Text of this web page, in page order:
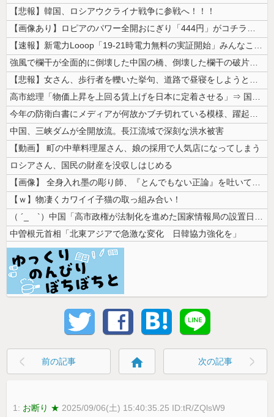
【悲報】韓国、ロシアウクライナ戦争に参戦へ！！！
【画像あり】ロピアのパワー全開おにぎり「444円」がコチラｗｗｗｗｗ
【速報】新電力Looop「19-21時電力無料の実証開始」みんなこれに...
強風で欄干が全面的に倒壊した中国の橋、倒壊した欄干の破片を調べると凄ま...
【悲報】女さん、歩行者を轢いた挙句、道路で昼寝をしようとしてしまう
高市総理「物価上昇を上回る賃上げを日本に定着させる」⇒ 国家公務員月...
今年の防衛白書にメディアが何故かブチ切れている模様、躍起になって批判す...
中国、三峡ダムが全開放流。長江流域で深刻な洪水被害
【動画】 町の中華料理屋さん、娘の採用で人気店になってしまう
ロシアさん、国民の財産を没収しはじめる
【画像】 全身入れ墨の彫り師、『とんでもない正論』を吐いて30万再生さ...
【ｗ】物凄くカワイイ子猫の取っ組み合い！
（ ´_ゝ`）中国「高市政権が法制化を進めた国家情報局の設置日が7月3...
中曽根元首相「北東アジアで急激な変化 日韓協力強化を」
前の記事 home 次の記事
1: お断り ★ 2025/09/06(土) 15:40:35.25 ID:tR/ZQlsW9